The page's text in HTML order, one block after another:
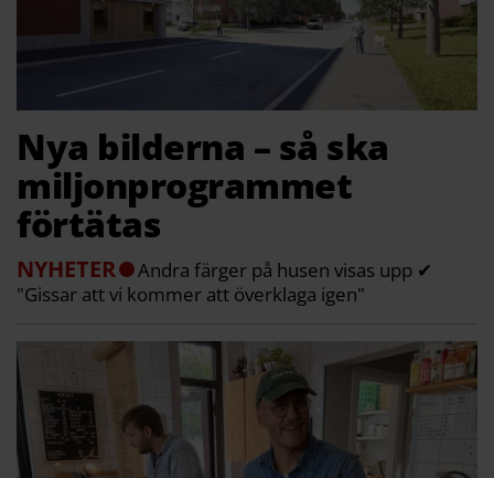
Nya bilderna – så ska
miljonprogrammet
förtätas
NYHETER
Andra färger på husen visas upp ✔
"Gissar att vi kommer att överklaga igen"